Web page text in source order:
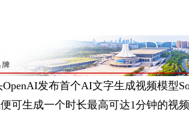
发布首个AI文字生成视频模型
可生成一个时长最高可达1分钟的视